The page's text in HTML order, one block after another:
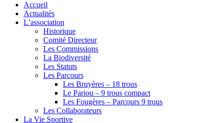
Accueil
Actualités
L’association
Historique
Comité Directeur
Les Commissions
La Biodiversité
Les Statuts
Les Parcours
Les Bruyères – 18 trous
Le Pariou – 9 trous compact
Les Fougères – Parcours 9 trous
Les Collaborateurs
La Vie Sportive